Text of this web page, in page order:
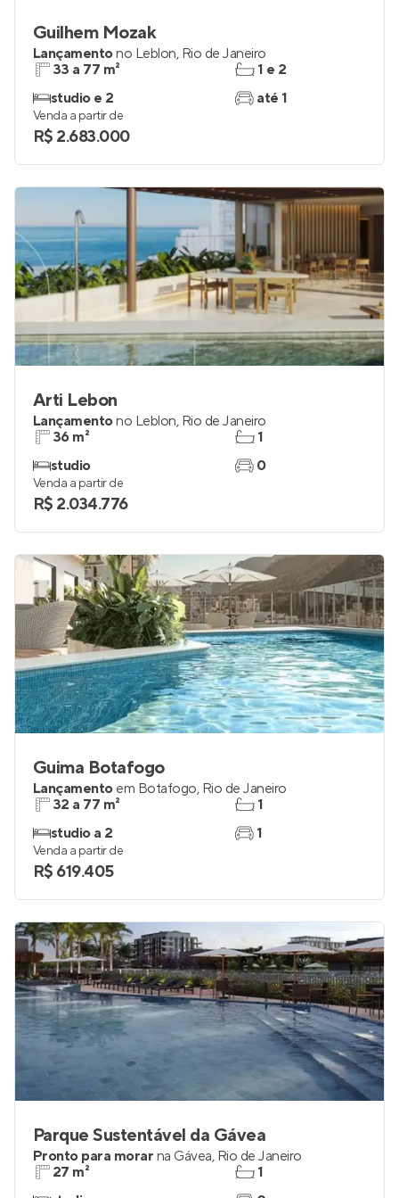
Guilhem Mozak
Lançamentono Leblon, Rio de Janeiro
33 a 77 m²
studio e 2
1 e 2
até 1
Venda a partir de
R$ 2.683.000
Arti Lebon
Lançamentono Leblon, Rio de Janeiro
36 m²
studio
1
0
Venda a partir de
R$ 2.034.776
Guima Botafogo
Lançamento em Botafogo, Rio de Janeiro
32 a 77 m²
studio a 2
1
1
Venda a partir de
R$ 619.405
Parque Sustentável da Gávea
Pronto para morar na Gávea, Rio de Janeiro
27 m²
1